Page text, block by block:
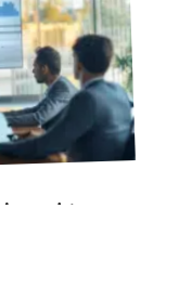
marché